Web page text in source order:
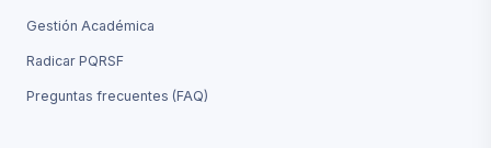
Gestión Académica
Radicar PQRSF
Preguntas frecuentes (FAQ)